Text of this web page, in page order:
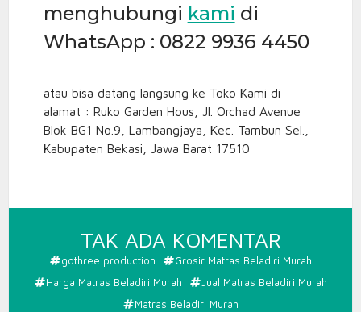
menghubungi kami di
WhatsApp : 0822 9936 4450
atau bisa datang langsung ke Toko Kami di
alamat : Ruko Garden Hous, Jl. Orchad Avenue
Blok BG1 No.9, Lambangjaya, Kec. Tambun Sel.,
Kabupaten Bekasi, Jawa Barat 17510
TAK ADA KOMENTAR
MATRAS
gothree production
Grosir Matras Beladiri Murah
Harga Matras Beladiri Murah
Jual Matras Beladiri Murah
Matras Beladiri Murah